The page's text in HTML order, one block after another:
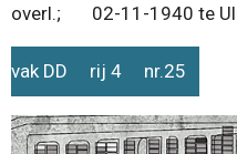
overl.; 02-11-1940 te
vak DD rij 4 nr.25